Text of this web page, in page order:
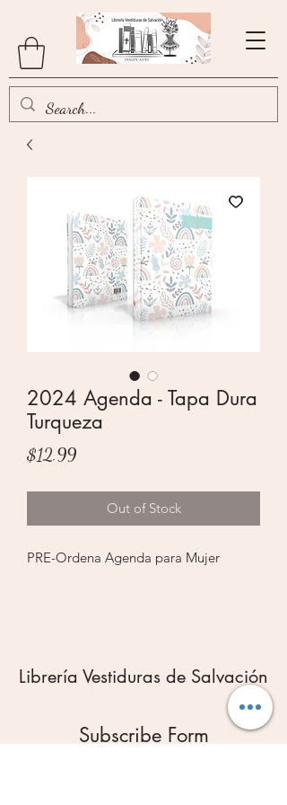
2024 Agenda - Tapa Dura
Turqueza
$12.99Price
Out of Stock
PRE-Ordena Agenda para Mujer
Librería Vestiduras de Salvación
Subscribe Form